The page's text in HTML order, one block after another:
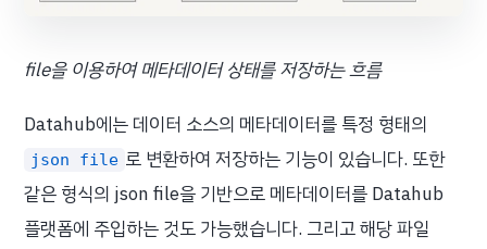
file을 이용하여 메타데이터 상태를 저장하는 흐름
Datahub에는 데이터 소스의 메타데이터를 특정 형태의
json file 로 변환하여 저장하는 기능이 있습니다. 또한
같은 형식의 json file을 기반으로 메타데이터를 Datahub
플랫폼에 주입하는 것도 가능했습니다. 그리고 해당 파일